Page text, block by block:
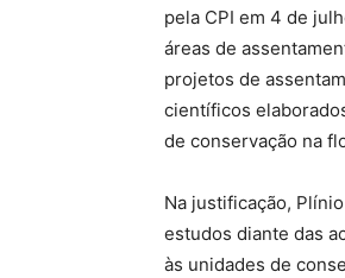
pela CPI em 4 de
áreas de
projetos de
científicos
de conservação na
Na justificação,
estudos diante das
às unidades de